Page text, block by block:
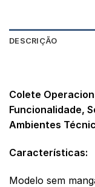
DESCRIÇÃO
Colete
Funcionalidade,
Ambientes
Características:
Modelo sem